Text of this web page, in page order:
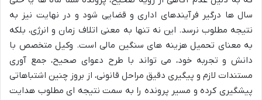
سال ها درگیر فرآیندهای اداری و قضایی شود و در نهایت نیز به
نتیجه مطلوب نرسد. این نه تنها به معنی اتلاف زمان و انرژی، بلکه
به معنای تحمیل هزینه های سنگین مالی است. وکیل متخصص با
دانش و تجربه خود، می تواند با طرح دعوای صحیح، جمع آوری
مستندات لازم و پیگیری دقیق مراحل قانونی، از بروز چنین اشتباهاتی
پیشگیری کرده و مسیر پرونده را به سمت نتیجه ای مطلوب هدایت